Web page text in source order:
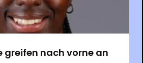
greifen nach vorne an